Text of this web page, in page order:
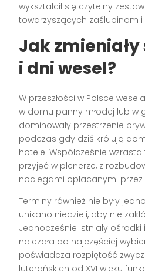
wykształcił się czytelny
towarzyszących zaślubinom i
Jak
i dni wesel?
W przeszłości w Polsce
w domu panny młodej lub w
dominowały przestrzenie
podczas gdy dziś królują
hotele. Współcześnie
przyjęć w plenerze, z
noclegami opłacanymi
Terminy również nie były
unikano niedzieli, aby nie
Jednocześnie istniały
należała do najczęściej
poświadcza rozpiętość
luterańskich od XVI wieku